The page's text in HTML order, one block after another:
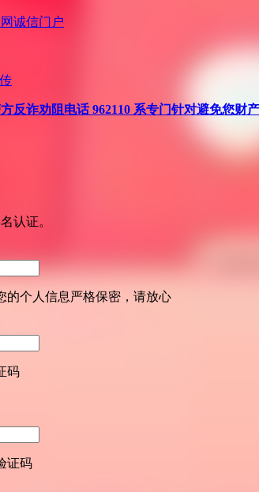
诚信门户
反诈劝阻电话 962110 系专门针对避免您财
认证。
的个人信息严格保密，请放心
码
证码